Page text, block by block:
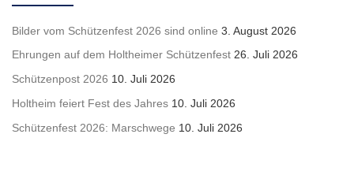
Bilder vom Schützenfest 2026 sind online 3. August 2026
Ehrungen auf dem Holtheimer Schützenfest 26. Juli 2026
Schützenpost 2026 10. Juli 2026
Holtheim feiert Fest des Jahres 10. Juli 2026
Schützenfest 2026: Marschwege 10. Juli 2026